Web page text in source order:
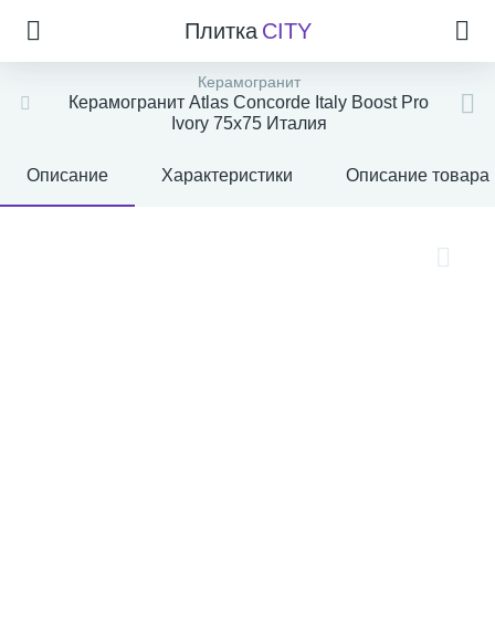
Плитка CITY
Керамогранит
Керамогранит Atlas Concorde Italy Boost Pro
Ivory 75x75 Италия
Описание Характеристики Описание товара